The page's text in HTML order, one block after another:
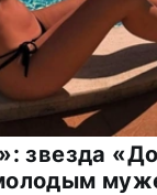
звезда